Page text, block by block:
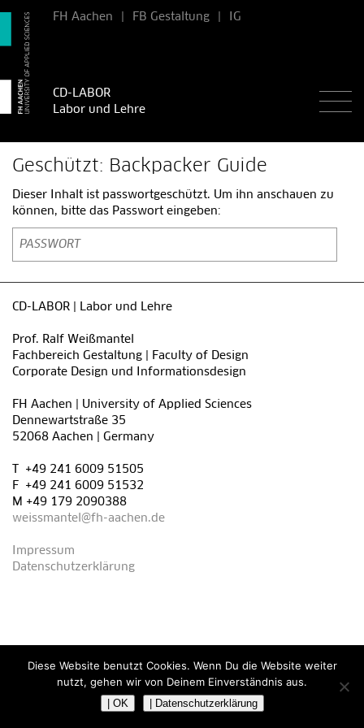
FH Aachen FB Gestaltung IG
CD-LABOR
Labor und Lehre
Geschützt: Backpacker Guide
Dieser Inhalt ist passwortgeschützt. Um ihn anschauen zu
können, bitte das Passwort eingeben:
Diese Website benutzt Cookies. Wenn Du die Website weiter
nutzt, gehen wir von Deinem Einverständnis aus.
| OK | Datenschutzerklärung
CD-LABOR | Labor und Lehre
Prof. Ralf Weißmantel
Fachbereich Gestaltung | Faculty of Design
Corporate Design und Informationsdesign
FH Aachen | University of Applied Sciences
Dennewartstraße 35
52068 Aachen | Germany
T +49 241 6009 51505
F +49 241 6009 51532
M +49 179 2090388
weissmantel@fh-aachen.de
Impressum
Datenschutzerklärung